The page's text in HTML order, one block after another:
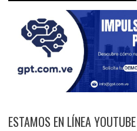
ESTAMOS EN LÍNEA YOUTUBE